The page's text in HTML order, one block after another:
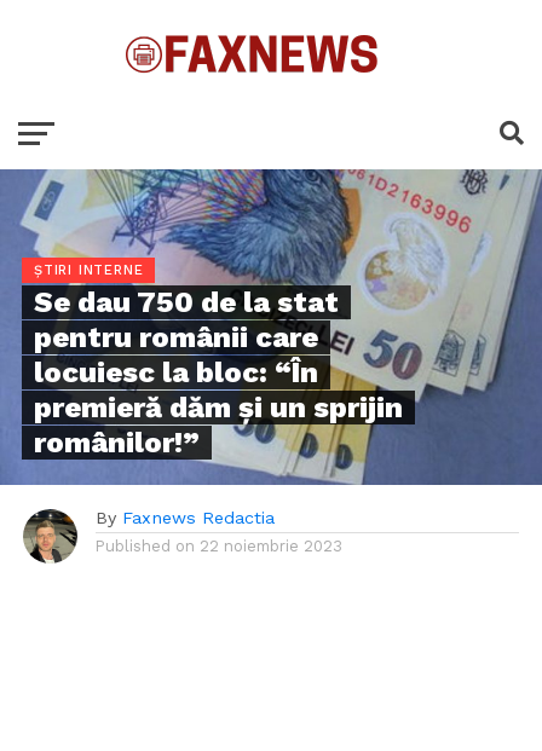
ȘTIRI INTERNE
Se dau 750 de la stat
pentru românii care
locuiesc la bloc: “În
premieră dăm și un sprijin
românilor!”
By Faxnews Redactia
Published on 22 noiembrie 2023